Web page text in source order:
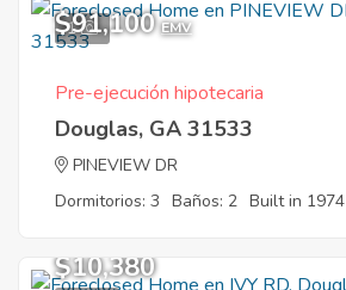
1
$91,100 EMV
Pre-ejecución hipotecaria
Douglas, GA 31533
PINEVIEW DR
Dormitorios: 3 Baños: 2 Built in 1974
$10,380